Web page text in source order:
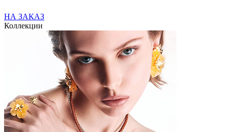
НА ЗАКАЗ
Коллекции